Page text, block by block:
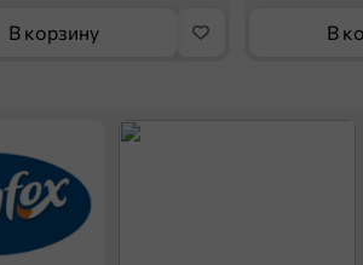
В корзину В